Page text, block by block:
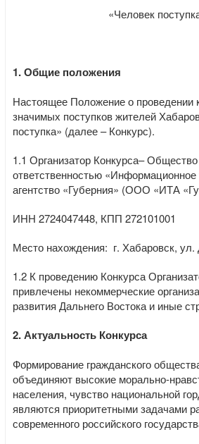
«Человек
1. Общие положения
Настоящее Положение о проведении
значимых поступков жителей
поступка» (далее – Конкурс).
1.1 Организатор Конкурса–
ответственностью «Информационное
агентство «Губерния» (ООО «ИТА
ИНН 2724047448, КПП 272101001
Место нахождения: г. Хабаровск, ул.
1.2 К проведению Конкурса
привлечены некоммерческие
развития Дальнего Востока и иные
2. Актуальность Конкурса
Формирование гражданского
объединяют высокие морально-
населения, чувство национальной
являются приоритетными задачами
современного российского